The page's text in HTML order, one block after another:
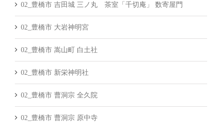
02_豊橋市 吉田城 三ノ丸 茶室「千切庵」 数寄屋門
02_豊橋市 大岩神明宮
02_豊橋市 嵩山町 白土社
02_豊橋市 新栄神明社
02_豊橋市 曹洞宗 全久院
02_豊橋市 曹洞宗 原中寺